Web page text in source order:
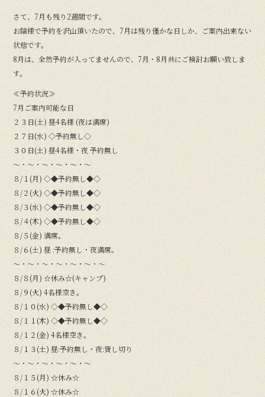
さて、7月も残り2週間です。
お陰様で予約を沢山頂いたので、7月は残り僅かな日しか、ご案内出来ない
状態です。
8月は、全然予約が入ってませんので、7月・8月共にご検討お願い致しま
す。
≪予約状況≫
7月ご案内可能な日
２３日(土) 昼4名様 (夜は満席)
２７日(水) ◇予約無し◇
３０日(土) 昼4名様・夜 予約無し
〜・〜・〜・〜・〜・〜
８/１(月) ◇◆予約無し◆◇
８/２(火) ◇◆予約無し◆◇
８/３(水) ◇◆予約無し◆◇
８/４(木) ◇◆予約無し◆◇
８/５(金) 満席。
８/６(土) 昼 :予約無し・夜満席。
〜・〜・〜・〜・〜・〜・〜
８/８(月) ☆休み☆(キャンプ)
８/９(火) 4名様空き。
８/１０(水) ◇◆予約無し◆◇
８/１１(木) ◇◆予約無し◆◇
８/１２(金) 4名様空き。
８/１３(土) 昼:予約無し・夜:貸し切り
〜・〜・〜・〜・〜・〜
８/１５(月) ☆休み☆
８/１６(火) ☆休み☆